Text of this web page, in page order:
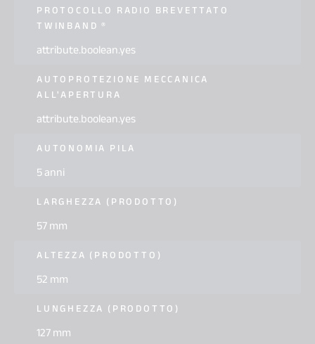
PROTOCOLLO RADIO BREVETTATO
TWINBAND ®
attribute.boolean.yes
AUTOPROTEZIONE MECCANICA
ALL'APERTURA
attribute.boolean.yes
AUTONOMIA PILA
5 anni
LARGHEZZA (PRODOTTO)
57 mm
ALTEZZA (PRODOTTO)
52 mm
LUNGHEZZA (PRODOTTO)
127 mm